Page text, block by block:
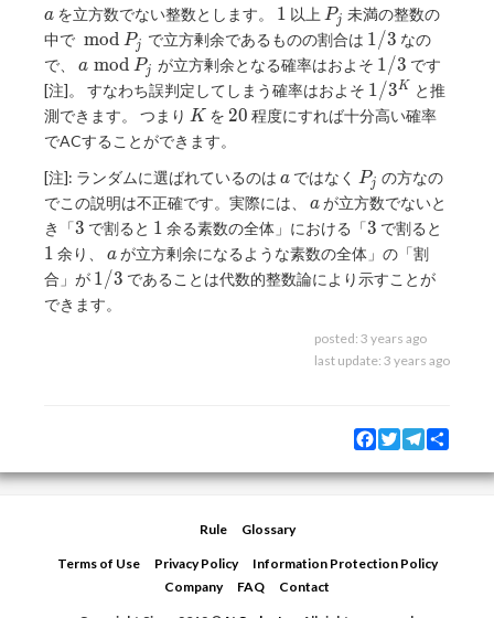
a
a を立方数でない整数とします。 1
1 以上 P_j
Pj 未満の整数の
中で {}\bmod
P_j
mod Pj で立方剰余であるものの割合は 1/3
1/3 なの
で、 a\bmod
P_j
a mod Pj が立方剰余となる確率はおよそ 1/3
1/3 です
[注]。 すなわち誤判定してしまう確率はおよそ 1/3^K
1/3K
と推
測できます。 つまり K
K を 20
20 程度にすれば十分高い確率
でACすることができます。
[注]: ランダムに選ばれているのは a
a ではなく P_j
Pj の方なの
でこの説明は不正確です。実際には、 a
aが立方数でないと
き「3
3 で割ると 1
1 余る素数の全体」における「3
3 で割ると
1 余り、 a
aが立方剰余になるような素数の全体」の「割
合」が 1/3
1/3 であることは代数的整数論により示すことが
できます。
posted: 3 years ago
last update: 3 years ago
Facebook
TwitterTelegram
Rule Glossary
Terms of Use Privacy Policy
Information Protection Policy
Company
FAQ Contact